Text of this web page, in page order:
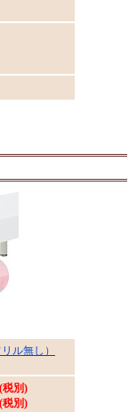
ル無し）
税別)
税別)